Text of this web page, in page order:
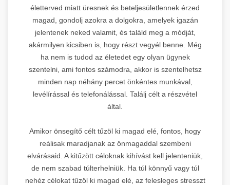
életterved miatt üresnek és beteljesületlennek érzed
magad, gondolj azokra a dolgokra, amelyek igazán
jelentenek neked valamit, és találd meg a módját,
akármilyen kicsiben is, hogy részt vegyél benne. Még
ha nem is tudod az életedet egy olyan ügynek
szentelni, ami fontos számodra, akkor is szentelhetsz
minden nap néhány percet önkéntes munkával,
levélírással és telefonálással. Találj célt a részvétel
által.
Amikor önsegítő célt tűzöl ki magad elé, fontos, hogy
reálisak maradjanak az önmagaddal szembeni
elvárásaid. A kitűzött céloknak kihívást kell jelenteniük,
de nem szabad túlterhelniük. Ha túl könnyű vagy túl
nehéz célokat tűzöl ki magad elé, az felesleges stresszt